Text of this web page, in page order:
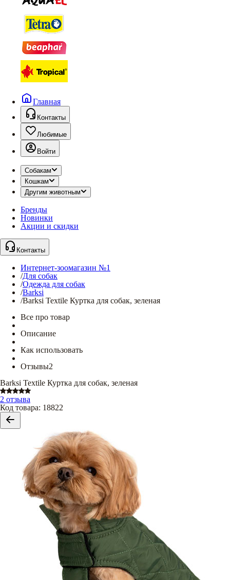
Главная
Контакты
Любимые
Войти
Собакам
Кошкам
Другим животным
Бренды
Новинки
Акции и скидки
Контакты
Интернет-зоомагазин №1
/Для собак
/Одежда для собак
/Barksi
/Barksi Textile Куртка для собак, зеленая
Все про товар
Описание
Как использовать
Отзывы2
Barksi Textile Куртка для собак, зеленая
2 отзыва
Код товара: 18822